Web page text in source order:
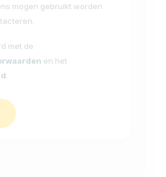
mogen gebruikt worden
met de
en het
.